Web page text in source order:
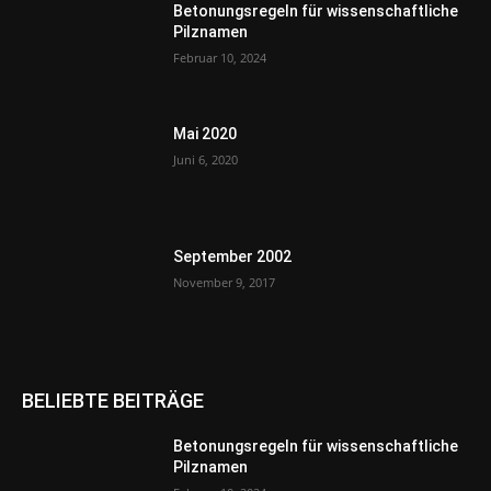
Betonungsregeln für wissenschaftliche
Pilznamen
Februar 10, 2024
Mai 2020
Juni 6, 2020
September 2002
November 9, 2017
BELIEBTE BEITRÄGE
Betonungsregeln für wissenschaftliche
Pilznamen